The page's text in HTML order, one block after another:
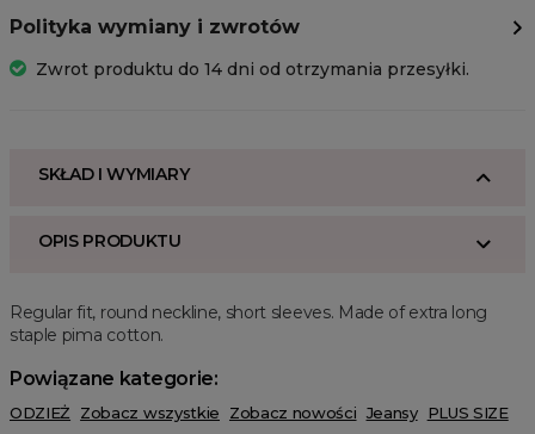
Polityka wymiany i zwrotów
Zwrot produktu do 14 dni od otrzymania przesyłki.
SKŁAD I WYMIARY
OPIS PRODUKTU
Regular fit, round neckline, short sleeves. Made of extra long
staple pima cotton.
Powiązane kategorie:
ODZIEŻ Zobacz wszystkie Zobacz nowości Jeansy PLUS SIZE